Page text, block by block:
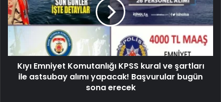
Kıyı Emniyet Komutanlığı KPSS kural ve şartları
ile astsubay alımı yapacak! Başvurular bugün
sona erecek